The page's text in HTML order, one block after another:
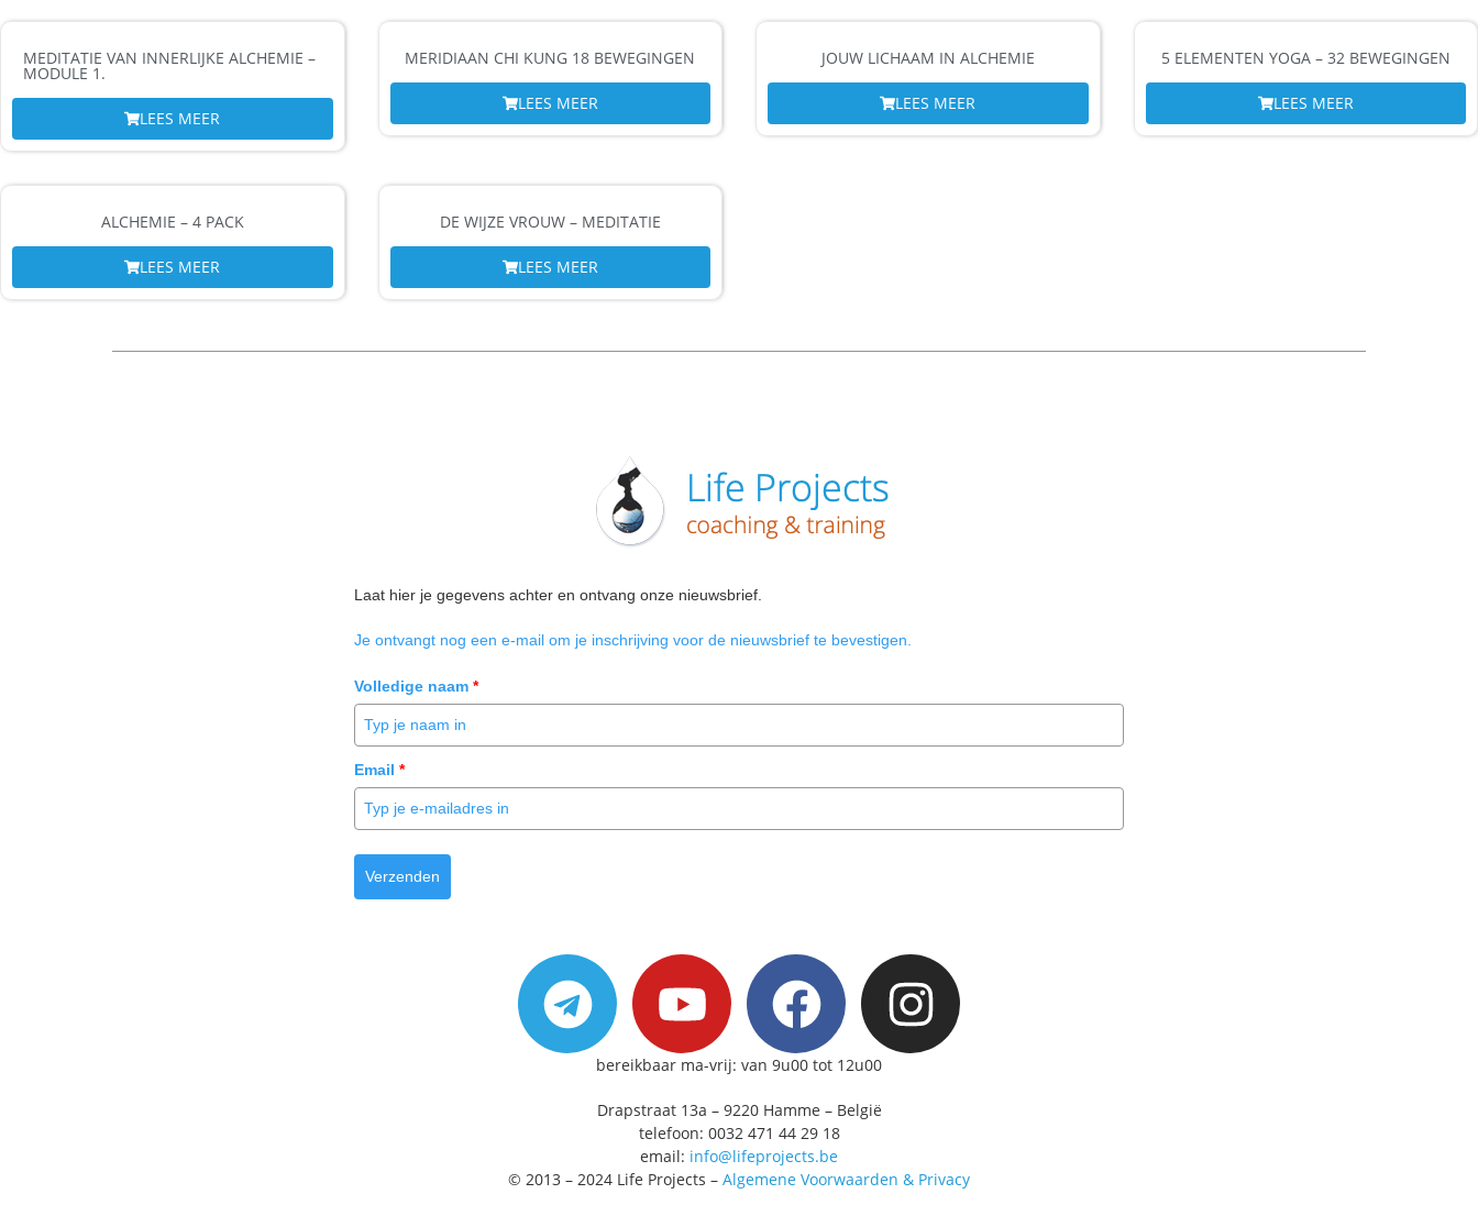
MEDITATIE VAN INNERLIJKE ALCHEMIE –
MODULE 1.
LEES MEER
MERIDIAAN CHI KUNG 18 BEWEGINGEN
LEES MEER
JOUW LICHAAM IN ALCHEMIE
LEES MEER
5 ELEMENTEN YOGA – 32 BEWEGINGEN
LEES MEER
ALCHEMIE – 4 PACK
LEES MEER
DE WIJZE VROUW – MEDITATIE
LEES MEER
Laat hier je gegevens achter en ontvang onze nieuwsbrief.
Je ontvangt nog een e-mail om je inschrijving voor de nieuwsbrief te bevestigen.
Volledige naam *
Email *
Verzenden
bereikbaar ma-vrij: van 9u00 tot 12u00
Drapstraat 13a – 9220 Hamme – België
telefoon: 0032 471 44 29 18
email: info@lifeprojects.be
© 2013 – 2024 Life Projects – Algemene Voorwaarden & Privacy